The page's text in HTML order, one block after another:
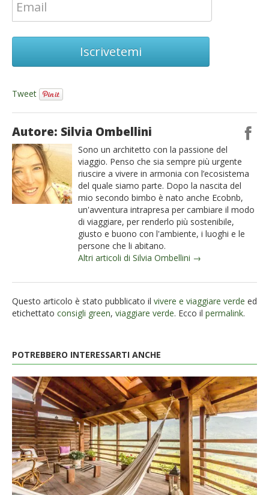
Iscrivetemi
Tweet
Autore: Silvia Ombellini
Sono un architetto con la passione del
viaggio. Penso che sia sempre più urgente
riuscire a vivere in armonia con l’ecosistema
del quale siamo parte. Dopo la nascita del
mio secondo bimbo è nato anche Ecobnb,
un'avventura intrapresa per cambiare il modo
di viaggiare, per renderlo più sostenibile,
giusto e buono con l'ambiente, i luoghi e le
persone che li abitano.
Altri articoli di Silvia Ombellini →
Questo articolo è stato pubblicato il vivere e viaggiare verde ed
etichettato consigli green, viaggiare verde. Ecco il permalink.
POTREBBERO INTERESSARTI ANCHE